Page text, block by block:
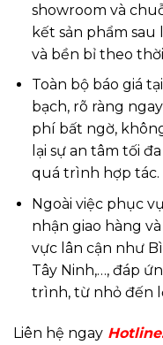
showroom và
kết sản phẩm
và bền bỉ theo
Toàn bộ báo giá
bạch, rõ ràng
phí bất ngờ,
lại sự an tâm tối
quá trình hợp tác.
Ngoài việc phục
nhận giao hàng
vực lân cận như
Tây Ninh,…, đáp
trình, từ nhỏ đến
Liên hệ ngay